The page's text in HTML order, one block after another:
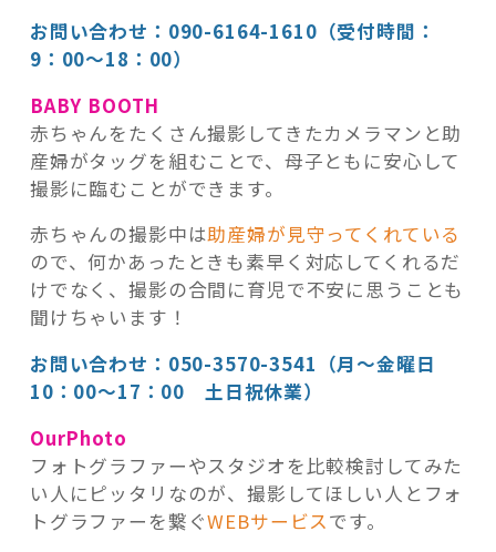
お問い合わせ：090-6164-1610（受付時間：
9：00～18：00）
BABY BOOTH
赤ちゃんをたくさん撮影してきたカメラマンと助
産婦がタッグを組むことで、母子ともに安心して
撮影に臨むことができます。
赤ちゃんの撮影中は助産婦が見守ってくれている
ので、何かあったときも素早く対応してくれるだ
けでなく、撮影の合間に育児で不安に思うことも
聞けちゃいます！
お問い合わせ：050-3570-3541（月～金曜日
10：00～17：00 土日祝休業）
OurPhoto
フォトグラファーやスタジオを比較検討してみた
い人にピッタリなのが、撮影してほしい人とフォ
トグラファーを繋ぐWEBサービスです。